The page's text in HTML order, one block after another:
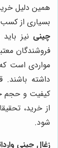
همین دلیل
بسیاری از
چینی نیز
فروشندگان
مواردی است
داشته باشند.
کیفیت و حجم
از خرید،
شود.
زغال چینی